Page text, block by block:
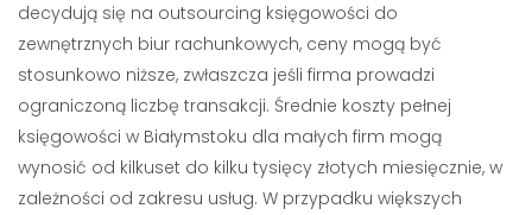
decydują się na outsourcing księgowości do
zewnętrznych biur rachunkowych, ceny mogą być
stosunkowo niższe, zwłaszcza jeśli firma prowadzi
ograniczoną liczbę transakcji. Średnie koszty pełnej
księgowości w Białymstoku dla małych firm mogą
wynosić od kilkuset do kilku tysięcy złotych miesięcznie, w
zależności od zakresu usług. W przypadku większych